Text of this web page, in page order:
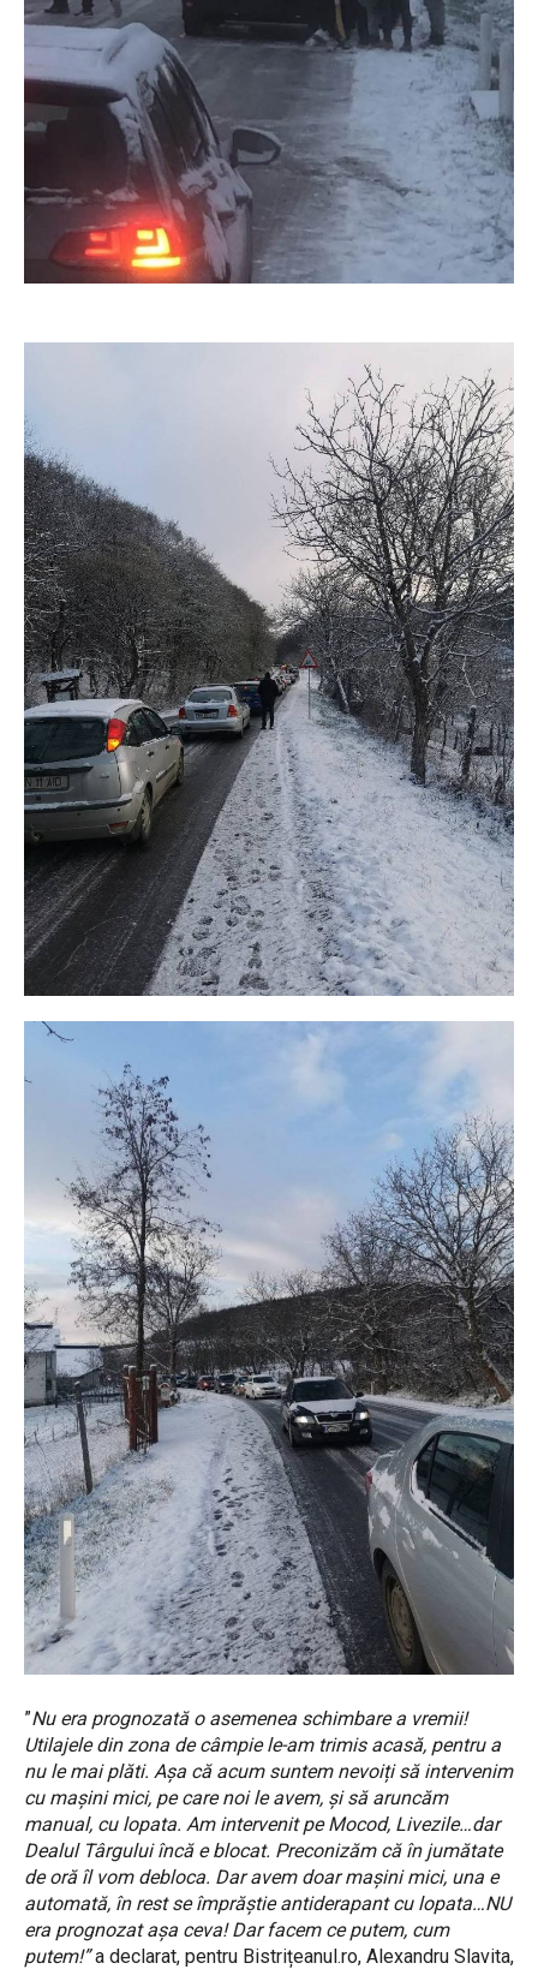
”Nu era prognozată o asemenea schimbare a vremii!
Utilajele din zona de câmpie le-am trimis acasă, pentru a
nu le mai plăti. Așa că acum suntem nevoiți să intervenim
cu mașini mici, pe care noi le avem, și să aruncăm
manual, cu lopata. Am intervenit pe Mocod, Livezile…dar
Dealul Târgului încă e blocat. Preconizăm că în jumătate
de oră îl vom debloca. Dar avem doar mașini mici, una e
automată, în rest se împrăștie antiderapant cu lopata…NU
era prognozat așa ceva! Dar facem ce putem, cum
putem!”a declarat, pentru Bistrițeanul.ro, Alexandru Slavita,